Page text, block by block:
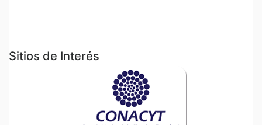
Sitios de Interés